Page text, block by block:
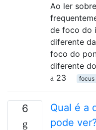
Ao ler
de foco do
diferente
foco do
diferente
23
focus
6
Qual é a
pode ver?